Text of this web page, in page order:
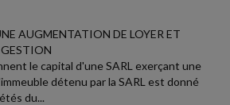
AUGMENTATION DE LOYER ET
le capital d'une SARL exerçant une
détenu par la SARL est donné
du...